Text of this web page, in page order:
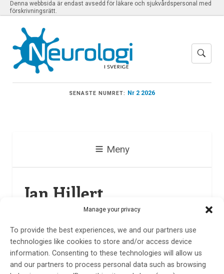
Manage your privacy
To provide the best experiences, we and our partners use
technologies like cookies to store and/or access device
information. Consenting to these technologies will allow us
and our partners to process personal data such as browsing
Denna webbsida är endast avsedd för läkare och sjukvårdspersonal med
förskrivningsrätt.
SENASTE NUMRET: Nr 2 2026
Meny
Jan Hillert
Lansering av den europeiska MS
Barometern
Neuro